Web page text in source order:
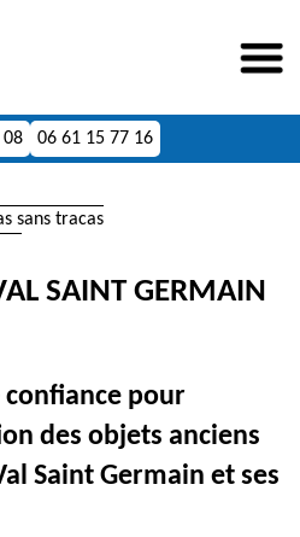
08 06 61 15 77 16
sans tracas
SAINT GERMAIN
pour
des objets anciens
Saint Germain et ses